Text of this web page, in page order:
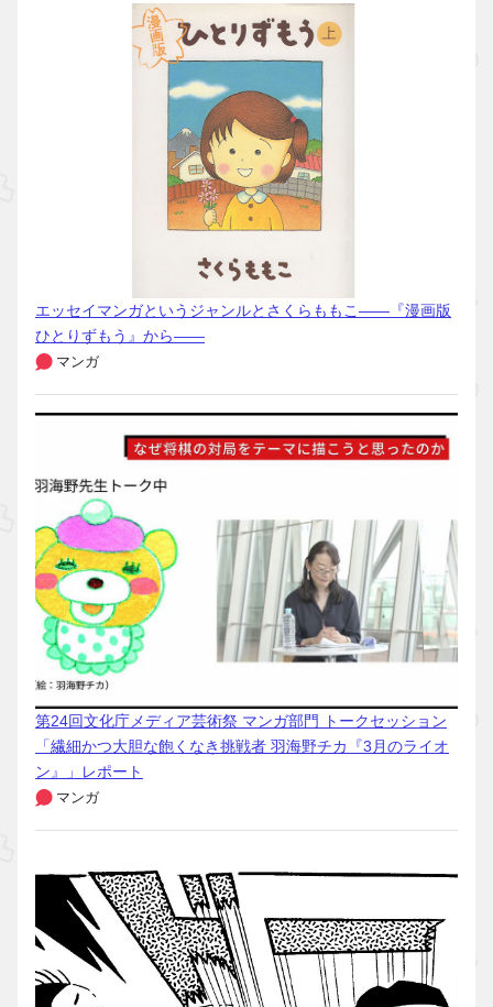
エッセイマンガというジャンルとさくらももこ――『漫画版
ひとりずもう』から――
マンガ
第24回文化庁メディア芸術祭 マンガ部門 トークセッション
「繊細かつ大胆な飽くなき挑戦者 羽海野チカ『3月のライオ
ン』」レポート
マンガ